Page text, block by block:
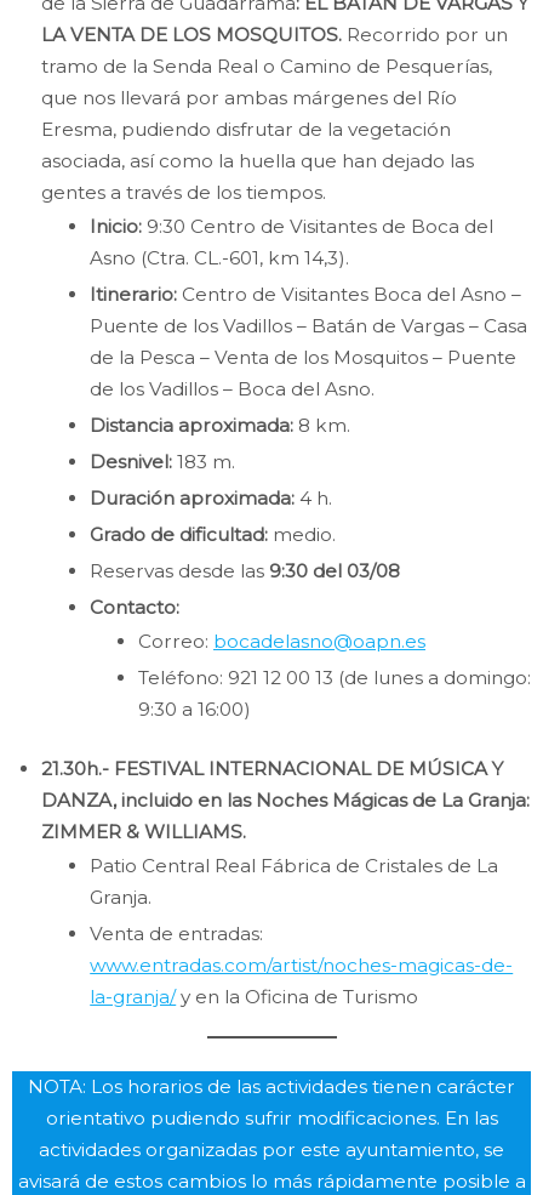
LA VENTA DE LOS MOSQUITOS. Recorrido por un
tramo de la Senda Real o Camino de Pesquerías,
que nos llevará por ambas márgenes del Río
Eresma, pudiendo disfrutar de la vegetación
asociada, así como la huella que han dejado las
gentes a través de los tiempos.
Inicio: 9:30 Centro de Visitantes de Boca del
Asno (Ctra. CL.-601, km 14,3).
Itinerario: Centro de Visitantes Boca del Asno –
Puente de los Vadillos – Batán de Vargas – Casa
de la Pesca – Venta de los Mosquitos – Puente
de los Vadillos – Boca del Asno.
Distancia aproximada: 8 km.
Desnivel: 183 m.
Duración aproximada: 4 h.
Grado de dificultad: medio.
Reservas desde las 9:30 del 03/08
Contacto:
Correo: bocadelasno@oapn.es
Teléfono: 921 12 00 13 (de lunes a domingo:
9:30 a 16:00)
21.30h.- FESTIVAL INTERNACIONAL DE MÚSICA Y
DANZA, incluido en las Noches Mágicas de La Granja:
ZIMMER & WILLIAMS.
Patio Central Real Fábrica de Cristales de La
Granja.
Venta de entradas:
www.entradas.com/artist/noches-magicas-de-
la-granja/y en la Oficina de Turismo
NOTA: Los horarios de las actividades tienen carácter
orientativo pudiendo sufrir modificaciones. En las
actividades organizadas por este ayuntamiento, se
avisará de estos cambios lo más rápidamente posible a